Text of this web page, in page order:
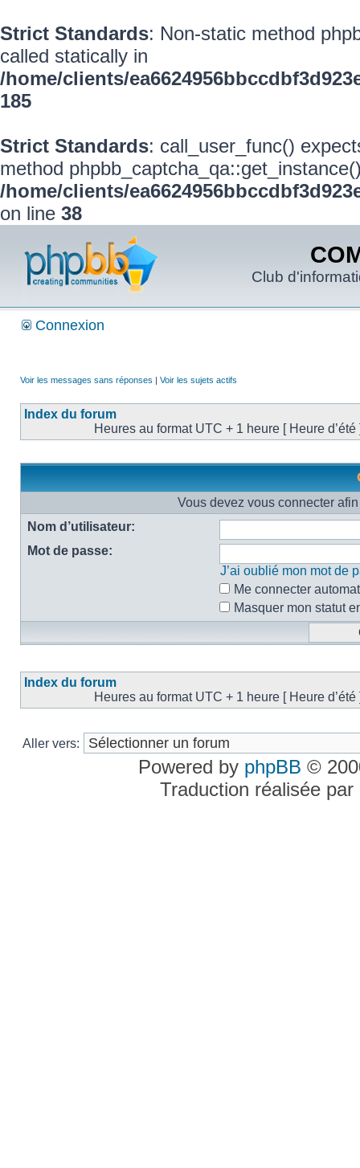
Strict Standards: Non-static method
called statically in
/home/clients/
185
Strict Standards: call_user_func()
method
/home/clients/
on line 38
Club
Connexion
Voir les messages sans réponses | Voir les sujets actifs
Index du forum
Heures au format UTC + 1 heure [ Heure d’été
Vous devez vous connecter
Nom d’utilisateur:
Mot de passe:
J’ai oublié mon mot de
Me connecter
Masquer mon statut
Index du forum
Heures au format UTC + 1 heure [ Heure d’été
Aller vers:
Powered by phpBB ©
Traduction réalisée par